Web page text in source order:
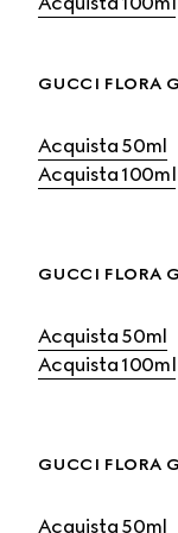
GUCCI FLORA
Acquista 50ml
Acquista 100ml
GUCCI FLORA
Acquista 50ml
Acquista 100ml
GUCCI FLORA
Acquista 50ml